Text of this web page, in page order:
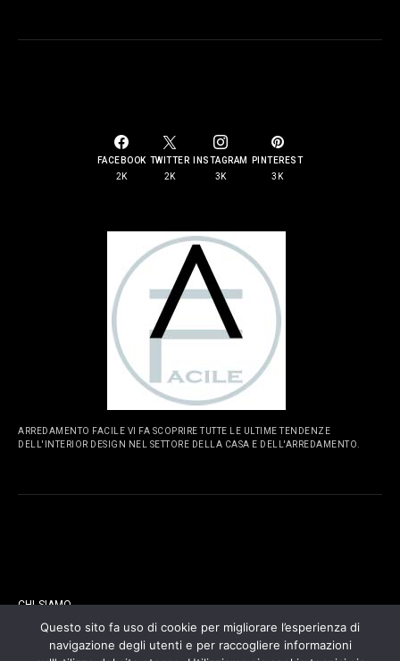
FACEBOOK
2K
TWITTER
2K
INSTAGRAM
3K
PINTEREST
3K
ARREDAMENTO FACILE VI FA SCOPRIRE TUTTE LE ULTIME TENDENZE
DELL'INTERIOR DESIGN NEL SETTORE DELLA CASA E DELL'ARREDAMENTO.
CHI SIAMO
CONTATTI
Questo sito fa uso di cookie per migliorare l’esperienza di
navigazione degli utenti e per raccogliere informazioni